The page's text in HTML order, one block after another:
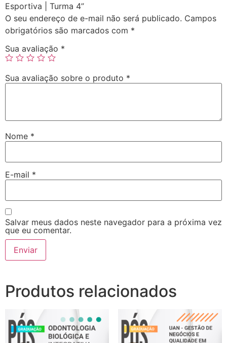
Esportiva | Turma 4”
O seu endereço de e-mail não será publicado. Campos
obrigatórios são marcados com *
Sua avaliação *
Sua avaliação sobre o produto *
Nome *
E-mail *
Salvar meus dados neste navegador para a próxima vez
que eu comentar.
Produtos relacionados